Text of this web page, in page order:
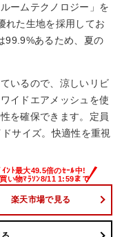
ームテクノロジー」を
れた生地を採用してお
99.9%あるため、夏の
いるので、涼しいリビ
イドエアメッシュを使
を確保できます。定員
サイズ。快適性を重視
楽天市場で見る